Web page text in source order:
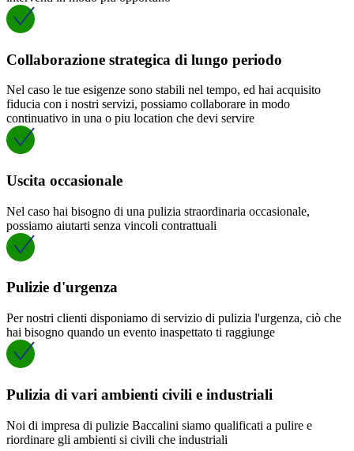
Collaborazione strategica di lungo periodo
Nel caso le tue esigenze sono stabili nel tempo, ed hai acquisito
fiducia con i nostri servizi, possiamo collaborare in modo
continuativo in una o piu location che devi servire
Uscita occasionale
Nel caso hai bisogno di una pulizia straordinaria occasionale,
possiamo aiutarti senza vincoli contrattuali
Pulizie d'urgenza
Per nostri clienti disponiamo di servizio di pulizia l'urgenza, ciò che
hai bisogno quando un evento inaspettato ti raggiunge
Pulizia di vari ambienti civili e industriali
Noi di impresa di pulizie Baccalini siamo qualificati a pulire e
riordinare gli ambienti si civili che industriali